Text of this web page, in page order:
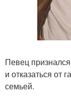
Певец
и отказаться от
семьей.